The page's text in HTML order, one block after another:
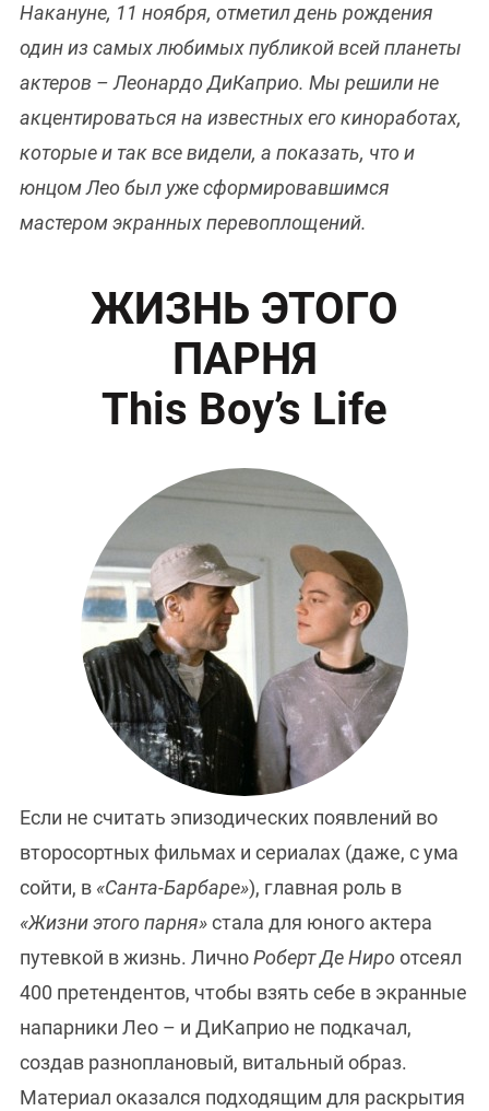
Накануне, 11 ноября, отметил день рождения
один из самых любимых публикой всей планеты
актеров – Леонардо ДиКаприо. Мы решили не
акцентироваться на известных его киноработах,
которые и так все видели, а показать, что и
юнцом Лео был уже сформировавшимся
мастером экранных перевоплощений.
ЖИЗНЬ ЭТОГО
ПАРНЯ
This Boy’s Life
Если не считать эпизодических появлений во
второсортных фильмах и сериалах (даже, с ума
сойти, в «Санта-Барбаре»), главная роль в
«Жизни этого парня»стала для юного актера
путевкой в жизнь. ЛичноРоберт Де Нироотсеял
400 претендентов, чтобы взять себе в экранные
напарники Лео – и ДиКаприо не подкачал,
создав разноплановый, витальный образ.
Материал оказался подходящим для раскрытия